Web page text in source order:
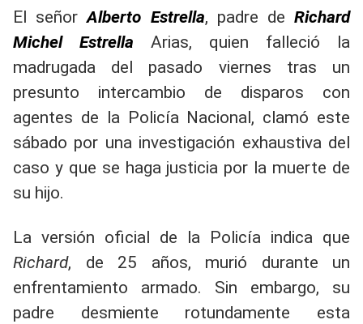
El señorAlberto Estrella, padre deRichard
Michel Estrella
Arias, quien falleció la
madrugada del pasado viernes tras un
presunto intercambio de disparos con
agentes de la Policía Nacional, clamó este
sábado por una investigación exhaustiva del
caso y que se haga justicia por la muerte de
su hijo.
La versión oficial de la Policía indica que
Richard, de 25 años, murió durante un
enfrentamiento armado. Sin embargo, su
padre desmiente rotundamente esta